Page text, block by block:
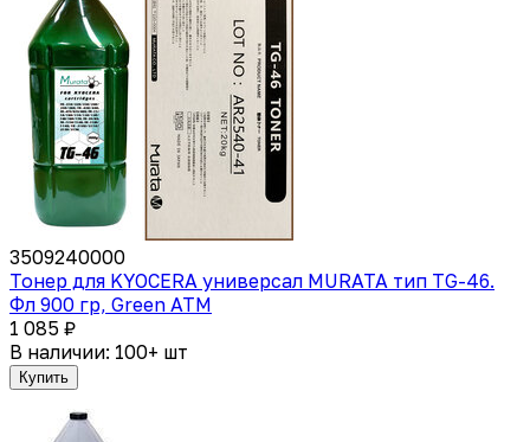
3509240000
Тонер для KYOCERA универсал MURATA тип TG-46.
Фл 900 гр, Green ATM
1 085 ₽
В наличии: 100+ шт
Купить